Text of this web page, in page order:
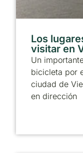
Los
visitar en
Un
bicicleta por
ciudad de
en dirección